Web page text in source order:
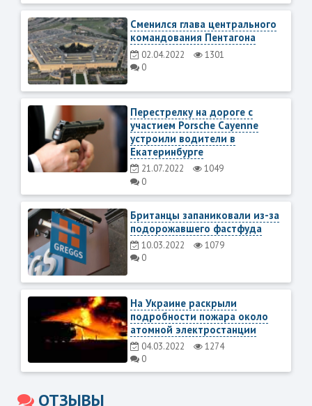
Сменился глава центрального
командования Пентагона
02.04.2022
1301
0
Перестрелку на дороге с
участием Porsche Cayenne
устроили водители в
Екатеринбурге
21.07.2022
1049
0
Британцы запаниковали из-за
подорожавшего фастфуда
10.03.2022
1079
0
На Украине раскрыли
подробности пожара около
атомной электростанции
04.03.2022
1274
0
ОТЗЫВЫ